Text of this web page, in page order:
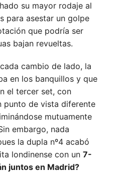
su mayor rodaje al
para asestar un golpe
que podría ser
bajan revueltas.
cambio de lado, la
en los banquillos y que
el tercer set, con
punto de vista diferente
mutuamente
embargo, nada
la dupla nº4 acabó
londinense con un 7-
juntos en Madrid?